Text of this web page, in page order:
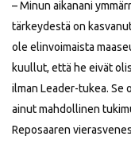
– Minun aikanani
tärkeydestä on
ole elinvoimaista
kuullut, että he eivät
ilman Leader-tukea. Se
ainut mahdollinen
Reposaaren